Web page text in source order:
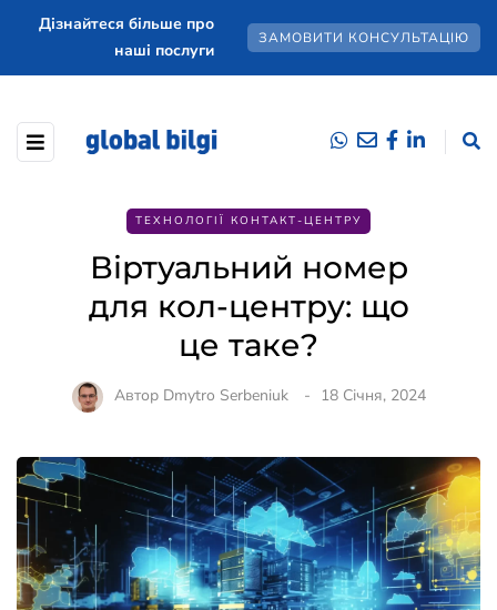
Дізнайтеся більше про
наші послуги
ЗАМОВИТИ КОНСУЛЬТАЦІЮ
ТЕХНОЛОГІЇ КОНТАКТ-ЦЕНТРУ
Віртуальний номер
для кол-центру: що
це таке?
Автор Dmytro Serbeniuk 18 Січня, 2024